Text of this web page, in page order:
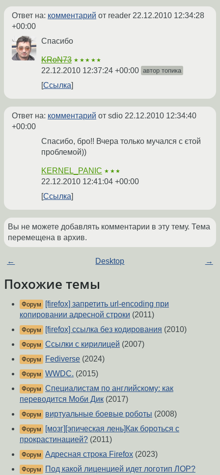
Ответ на: комментарий от reader 22.12.2010 12:34:28
+00:00
Спасибо
KRoN73 ★★★★★
22.12.2010 12:37:24 +00:00 автор топика
Ссылка
Ответ на: комментарий от sdio 22.12.2010 12:34:40
+00:00
Cпасибо, бро!! Вчера только мучался с єтой
проблемой))
KERNEL_PANIC ★★★
22.12.2010 12:41:04 +00:00
Ссылка
Вы не можете добавлять комментарии в эту тему. Тема
перемещена в архив.
← Desktop →
Похожие темы
Форум
[firefox] запретить url-encoding при
копировании адресной строки (2011)
Форум [firefox] ссылка без кодирования (2010)
Форум Ссылки с кирилицей (2007)
Форум Fediverse (2024)
Форум WWDC. (2015)
Форум Специалистам по английскому: как
переводится Моби Дик (2017)
Форум виртуальные боевые роботы (2008)
Форум
[мозг][эпическая лень]Как бороться с
прокрастинацией? (2011)
Форум Адресная строка Firefox (2023)
Форум Под какой лиценцией идет логотип ЛОР?